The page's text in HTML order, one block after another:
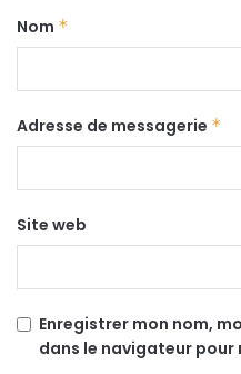
Nom *
Adresse de messagerie *
Site web
Enregistrer mon nom,
dans le navigateur